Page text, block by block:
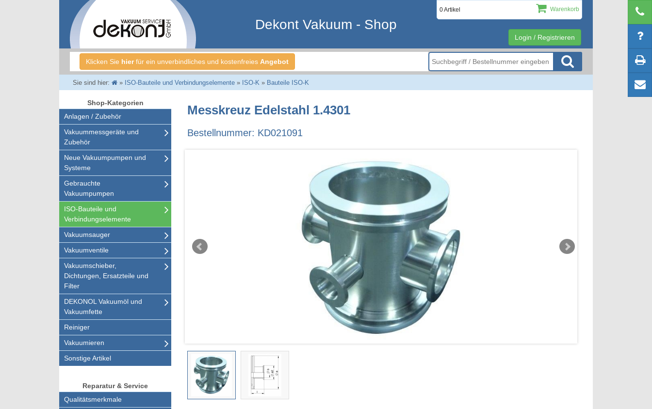
Login / Registrieren
0 Artikel Warenkorb
Dekont Vakuum - Shop
Klicken Sie hierfür ein unverbindliches und kostenfreies Angebot
Sie sind hier: » ISO-Bauteile und Verbindungselemente» ISO-K » Bauteile ISO-K
Shop-Kategorien
Anlagen / Zubehör
Vakuummessgeräte und
Zubehör
Neue Vakuumpumpen und
Systeme
Gebrauchte
Vakuumpumpen
ISO-Bauteile und
Verbindungselemente
Vakuumsauger
Vakuumventile
Vakuumschieber,
Dichtungen, Ersatzteile und
Filter
DEKONOL Vakuumöl und
Vakuumfette
Reiniger
Vakuumieren
Sonstige Artikel
Reparatur & Service
Qualitätsmerkmale
Messkreuz Edelstahl 1.4301
Bestellnummer: KD021091